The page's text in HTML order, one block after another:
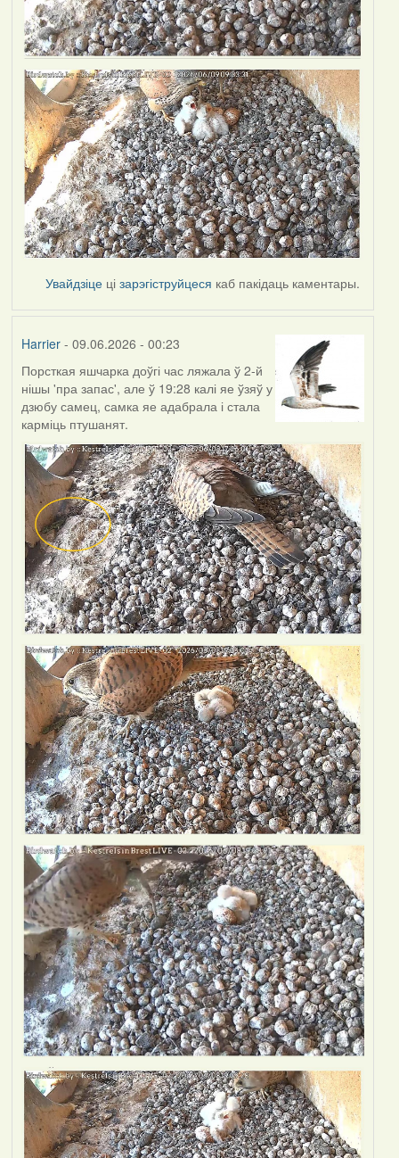
Увайдзіце цізарэгіструйцеся каб пакідаць каментары.
Harrier- 09.06.2026 - 00:23
Порсткая яшчарка доўгі час ляжала ў 2-й
нішы 'пра запас', але ў 19:28 калі яе ўзяў у
дзюбу самец, самка яе адабрала і стала
карміць птушанят.